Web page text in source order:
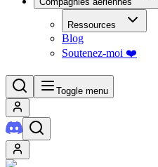
Ressources
Blog
Soutenez-moi ❤️
Toggle menu